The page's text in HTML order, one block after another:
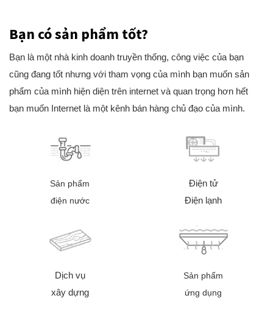
Bạn có sản phẩm tốt?
Bạn là một nhà kinh doanh truyền thống, công việc của bạn
cũng đang tốt nhưng với tham vọng của mình bạn muốn sản
phẩm của mình hiện diện trên internet và quan trọng hơn hết
bạn muốn Internet là một kênh bán hàng chủ đạo của mình.
Sản phẩm
điện nước
Điện tử
Điện lạnh
Dịch vụ
xây dựng
Sản phẩm
ứng dụng